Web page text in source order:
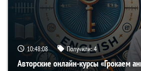
10:48:07 Получили:4
Авторские онлайн-курсы «Грокаем